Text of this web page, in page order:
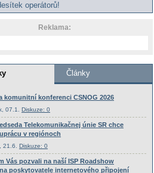
operátorů!
Reklama: